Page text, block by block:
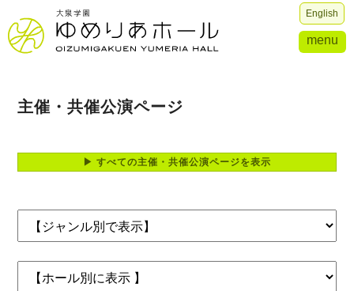
English
menu
主催・共催公演ページ
▶ すべての主催・共催公演ページを表示